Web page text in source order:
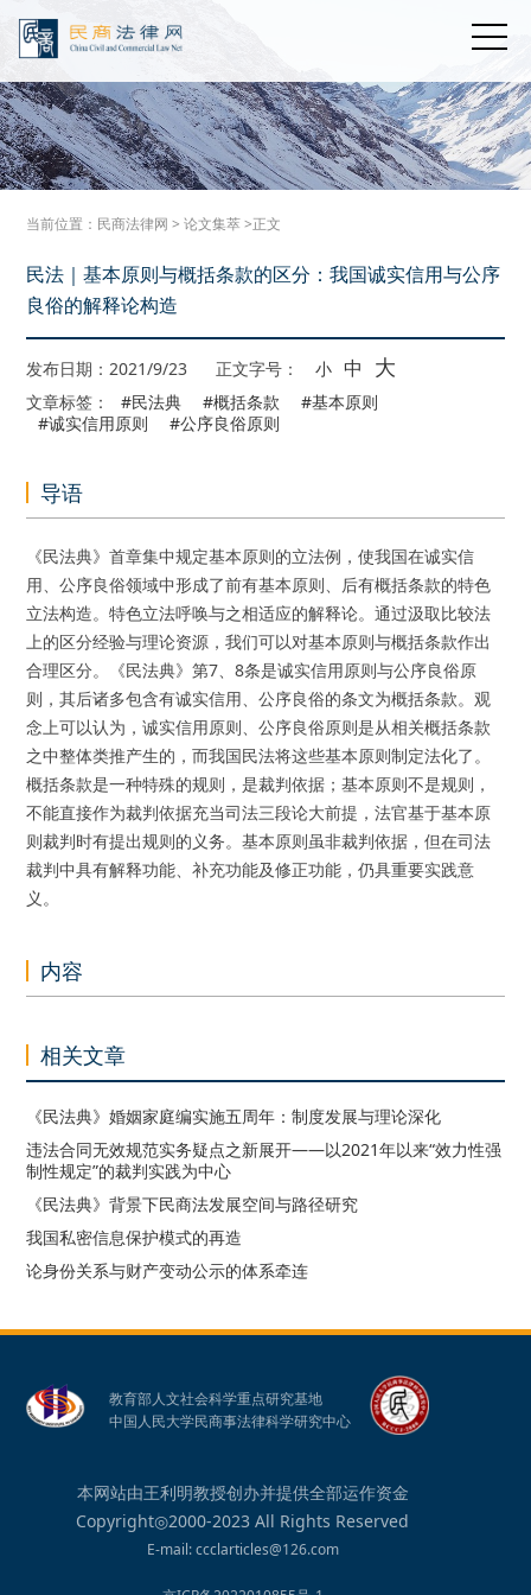
当前位置： 民商法律网 >论文集萃>正文
民法｜基本原则与概括条款的区分：我国诚实信用与公序
良俗的解释论构造
发布日期：2021/9/23 正文字号： 小 中 大
文章标签： #民法典 #概括条款
#基本原则
#诚实信用原则
#公序良俗原则
导语
《民法典》首章集中规定基本原则的立法例，使我国在诚实信
用、公序良俗领域中形成了前有基本原则、后有概括条款的特色
立法构造。特色立法呼唤与之相适应的解释论。通过汲取比较法
上的区分经验与理论资源，我们可以对基本原则与概括条款作出
合理区分。《民法典》第7、8条是诚实信用原则与公序良俗原
则，其后诸多包含有诚实信用、公序良俗的条文为概括条款。观
念上可以认为，诚实信用原则、公序良俗原则是从相关概括条款
之中整体类推产生的，而我国民法将这些基本原则制定法化了。
概括条款是一种特殊的规则，是裁判依据；基本原则不是规则，
不能直接作为裁判依据充当司法三段论大前提，法官基于基本原
则裁判时有提出规则的义务。基本原则虽非裁判依据，但在司法
裁判中具有解释功能、补充功能及修正功能，仍具重要实践意
义。
内容
相关文章
《民法典》婚姻家庭编实施五周年：制度发展与理论深化
违法合同无效规范实务疑点之新展开——以2021年以来“效力性强
制性规定”的裁判实践为中心
《民法典》背景下民商法发展空间与路径研究
我国私密信息保护模式的再造
论身份关系与财产变动公示的体系牵连
教育部人文社会科学重点研究基地
中国人民大学民商事法律科学研究中心
本网站由王利明教授创办并提供全部运作资金
Copyright◎2000-2023 All Rights Reserved
E-mail: ccclarticles@126.com